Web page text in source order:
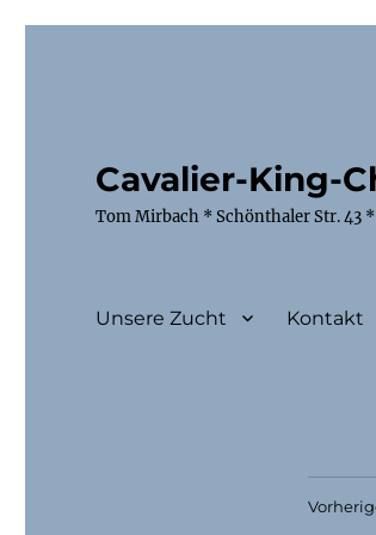
Cavalier-King-
Tom Mirbach * Schönthaler Str. 43
Unsere Zucht Kontakt